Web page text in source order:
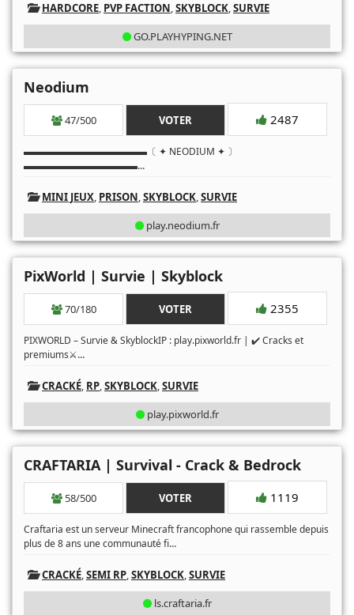
HARDCORE, PVP FACTION,SKYBLOCK,SURVIE
GO.PLAYHYPING.NET
Neodium
47/500 VOTER 2487
▬▬▬▬▬▬▬▬▬▬▬▬▬〔 ✦ NEODIUM ✦ 〕
▬▬▬▬▬▬▬▬▬▬▬▬...
MINI JEUX, PRISON,SKYBLOCK,SURVIE
play.neodium.fr
PixWorld | Survie | Skyblock
70/180 VOTER 2355
PIXWORLD – Survie & SkyblockIP : play.pixworld.fr | ✔️ Cracks et
premiums⚔...
CRACKÉ, RP,SKYBLOCK,SURVIE
play.pixworld.fr
CRAFTARIA | Survival - Crack & Bedrock
58/500 VOTER 1119
Craftaria est un serveur Minecraft francophone qui rassemble depuis
plus de 8 ans une communauté fi...
CRACKÉ,SEMI RP,SKYBLOCK,SURVIE
ls.craftaria.fr